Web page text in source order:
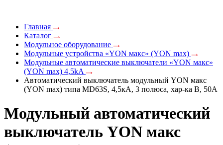
Главная
Каталог
Модульное оборудование
Модульные устройства «YON макс» (YON max)
Модульные автоматические выключатели «YON макс»
(YON max) 4,5kA
Автоматический выключатель модульный YON макс
(YON max) типа MD63S, 4,5кА, 3 полюса, хар-ка B, 50А
Модульный автоматический
выключатель YON макс